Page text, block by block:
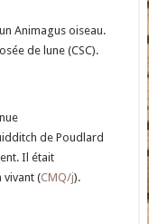
Animagus oiseau.
de lune (CSC).
de Poudlard
Il était
vivant (CMQ/j).